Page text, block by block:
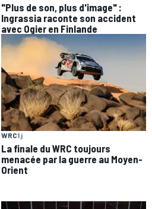
"Plus de son, plus d'image" :
Ingrassia raconte son accident
avec Ogier en Finlande
WRC1 j
La finale du WRC toujours
menacée par la guerre au Moyen-
Orient